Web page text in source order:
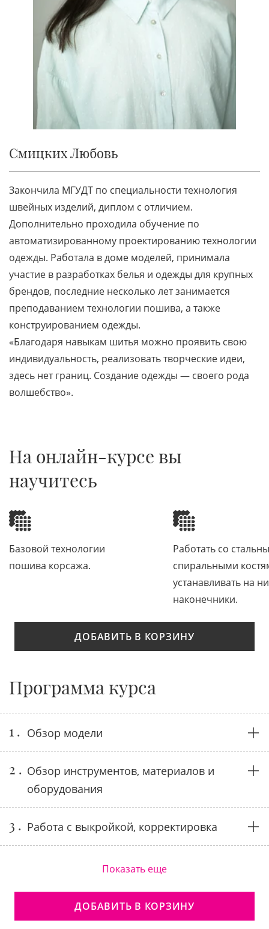
Смицких Любовь
Закончила МГУДТ по специальности технология
швейных изделий, диплом с отличием.
Дополнительно проходила обучение по
автоматизированному проектированию технологии
одежды. Работала в доме моделей, принимала
участие в разработках белья и одежды для крупных
брендов, последние несколько лет занимается
преподаванием технологии пошива, а также
конструированием одежды.
«Благодаря навыкам шитья можно проявить свою
индивидуальность, реализовать творческие идеи,
здесь нет границ. Создание одежды — своего рода
волшебство».
На онлайн-курсе вы
научитесь
Базовой технологии
пошива корсажа.
Работать со
спиральными
устанавливать на
наконечники.
ДОБАВИТЬ В КОРЗИНУ
Программа курса
1 . Обзор модели
2 . Обзор инструментов, материалов и
оборудования
3 . Работа с выкройкой, корректировка
Показать еще
ДОБАВИТЬ В КОРЗИНУ